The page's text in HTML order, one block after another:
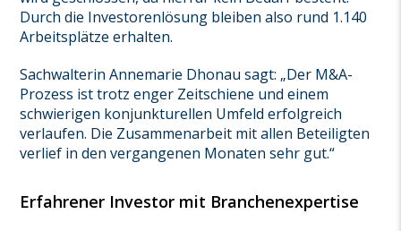
Durch die Investorenlösung bleiben also rund 1.140
Arbeitsplätze erhalten.
Sachwalterin Annemarie Dhonau sagt: „Der M&A-
Prozess ist trotz enger Zeitschiene und einem
schwierigen konjunkturellen Umfeld erfolgreich
verlaufen. Die Zusammenarbeit mit allen Beteiligten
verlief in den vergangenen Monaten sehr gut.“
Erfahrener Investor mit Branchenexpertise